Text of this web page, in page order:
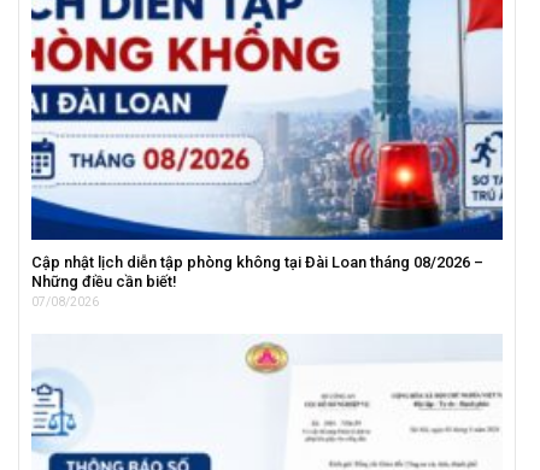
Cập nhật lịch diễn tập phòng không tại Đài Loan tháng 08/2026 –
Những điều cần biết!
07/08/2026